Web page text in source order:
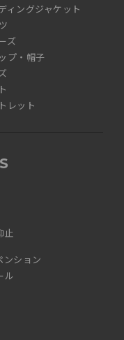
ィングジャケット
ズ
プ・帽子
レット
止
ンション
ル